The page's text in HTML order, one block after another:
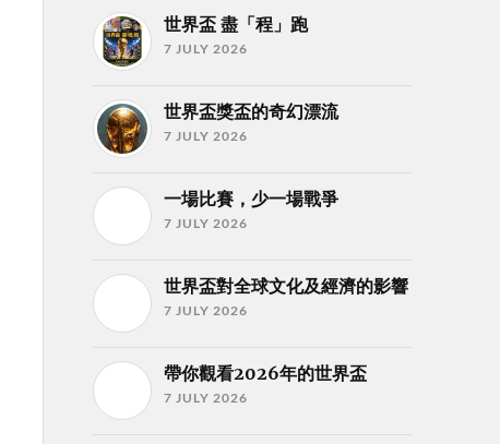
世界盃 盡「程」跑
7 JULY 2026
世界盃獎盃的奇幻漂流
7 JULY 2026
一場比賽，少一場戰爭
7 JULY 2026
世界盃對全球文化及經濟的影響
7 JULY 2026
帶你觀看2026年的世界盃
7 JULY 2026